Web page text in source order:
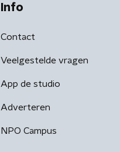
Info
Contact
Veelgestelde vragen
App de studio
Adverteren
NPO Campus